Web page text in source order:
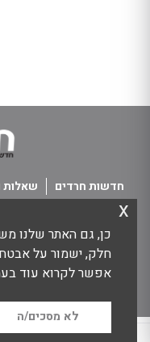
כן, גם האתר שלנו
חלק, ישמור על אבטחה
אפשר לקרוא עוד
לא מסכים/ה
x
חדשות חרדים שאלות
כל הזכויות